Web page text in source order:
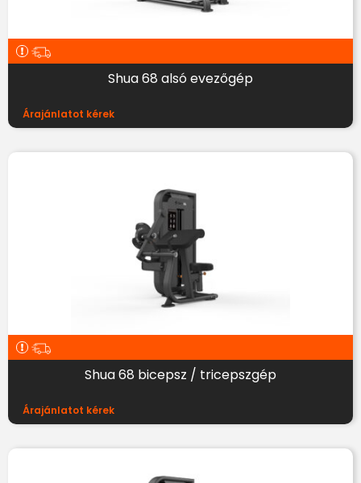
Shua 68 alsó evezőgép
Árajánlatot kérek
Shua 68 bicepsz / tricepszgép
Árajánlatot kérek